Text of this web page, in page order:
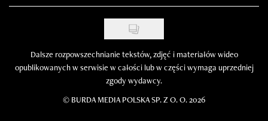
Dalsze rozpowszechnianie tekstów, zdjęć i materiałów wideo
opublikowanych w serwisie w całości lub w części wymaga uprzedniej
zgody wydawcy.
© BURDA MEDIA POLSKA SP. Z O. O. 2026